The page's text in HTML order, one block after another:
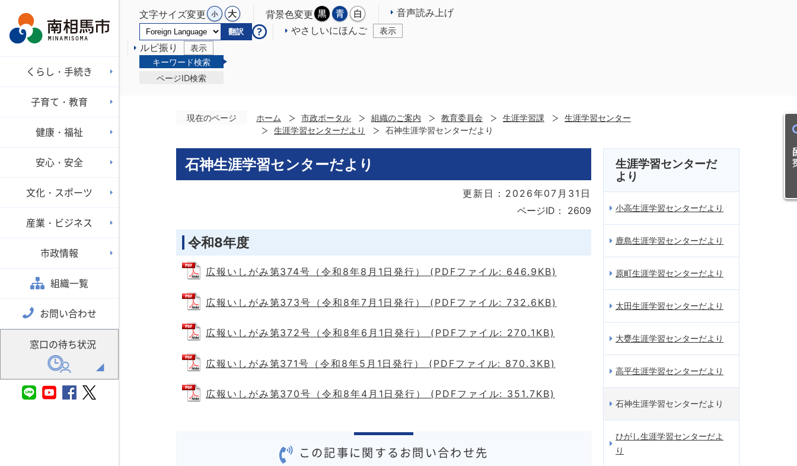
文字サイズ変更 背景色変更 音声読み上げ
翻訳 やさしいにほんご 表示
ルビ振り
表示
キーワード検索
ページID検索
くらし・手続き
子育て・教育
健康・福祉
安心・安全
文化・スポーツ
産業・ビジネス
市政情報
組織一覧
お問い合わせ
窓口の待ち状況
目
現在のページ ホーム 市政ポータル 組織のご案内 教育委員会 生涯学習課
生涯学習センター
生涯学習センターだより
石神生涯学習センターだより
石神生涯学習センターだより
更新日：2026年07月31日
ページID：
2609
令和8年度
広報いしがみ第374号（令和8年8月1日発行） (PDFファイル: 646.9KB)
広報いしがみ第373号（令和8年7月1日発行） (PDFファイル: 732.6KB)
広報いしがみ第372号（令和8年6月1日発行） (PDFファイル: 270.1KB)
広報いしがみ第371号（令和8年5月1日発行） (PDFファイル: 870.3KB)
広報いしがみ第370号（令和8年4月1日発行） (PDFファイル: 351.7KB)
この記事に関するお問い合わせ先
生涯学習センターだ
より
小高生涯学習センターだより
鹿島生涯学習センターだより
原町生涯学習センターだより
太田生涯学習センターだより
大甕生涯学習センターだより
高平生涯学習センターだより
石神生涯学習センターだより
ひがし生涯学習センターだよ
り